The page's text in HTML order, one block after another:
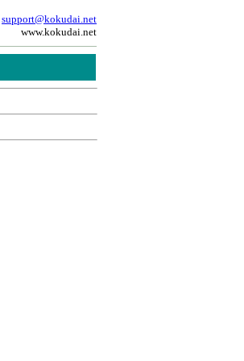
support@kokudai.net
www.kokudai.net